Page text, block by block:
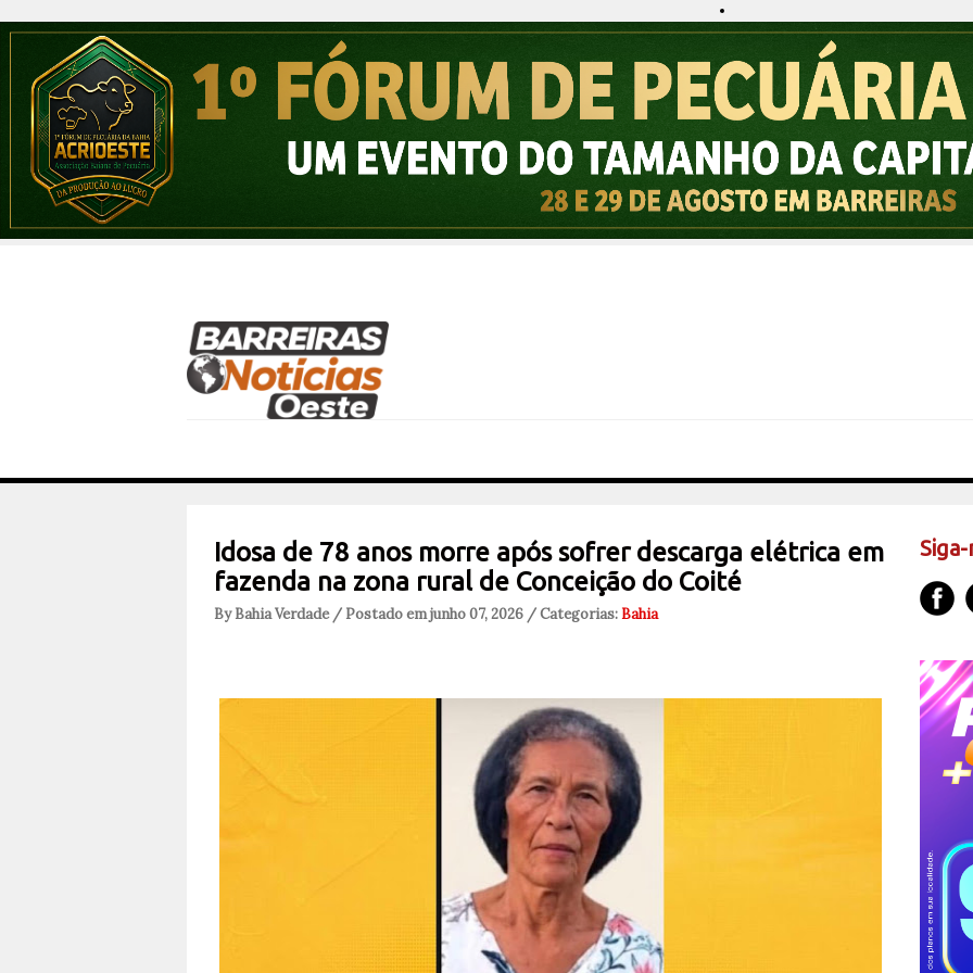
Idosa de 78 anos morre após sofrer descarga elétrica em
fazenda na zona rural de Conceição do Coité
By Bahia Verdade / Postado em junho 07, 2026 / Categorias:Bahia